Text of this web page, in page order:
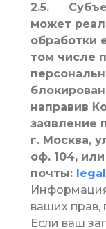
2.5.
может
обработки
том числе
направив
заявление
г. Москва,
оф. 104,
почты:
ваших прав,
Если ваш